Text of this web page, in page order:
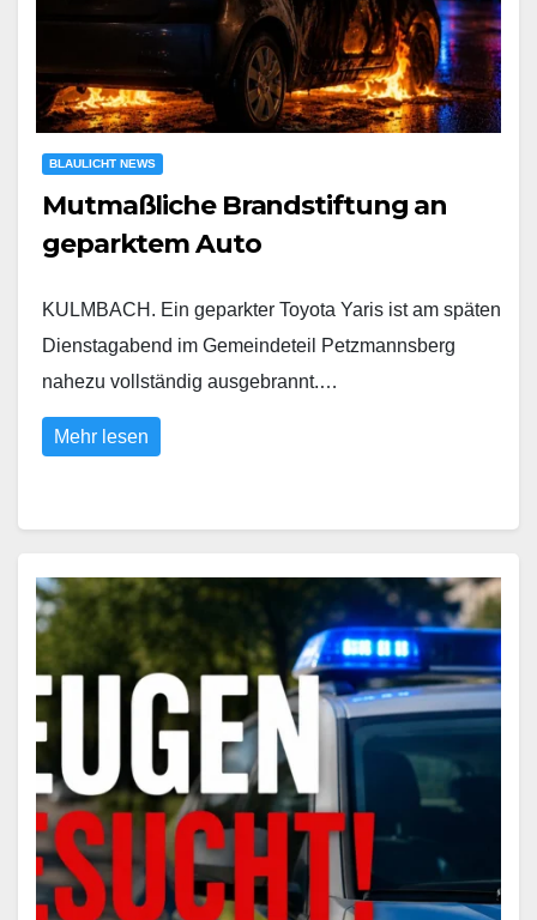
BLAULICHT NEWS
Mutmaßliche Brandstiftung an
geparktem Auto
KULMBACH. Ein geparkter Toyota Yaris ist am späten
Dienstagabend im Gemeindeteil Petzmannsberg
nahezu vollständig ausgebrannt.…
Mehr lesen